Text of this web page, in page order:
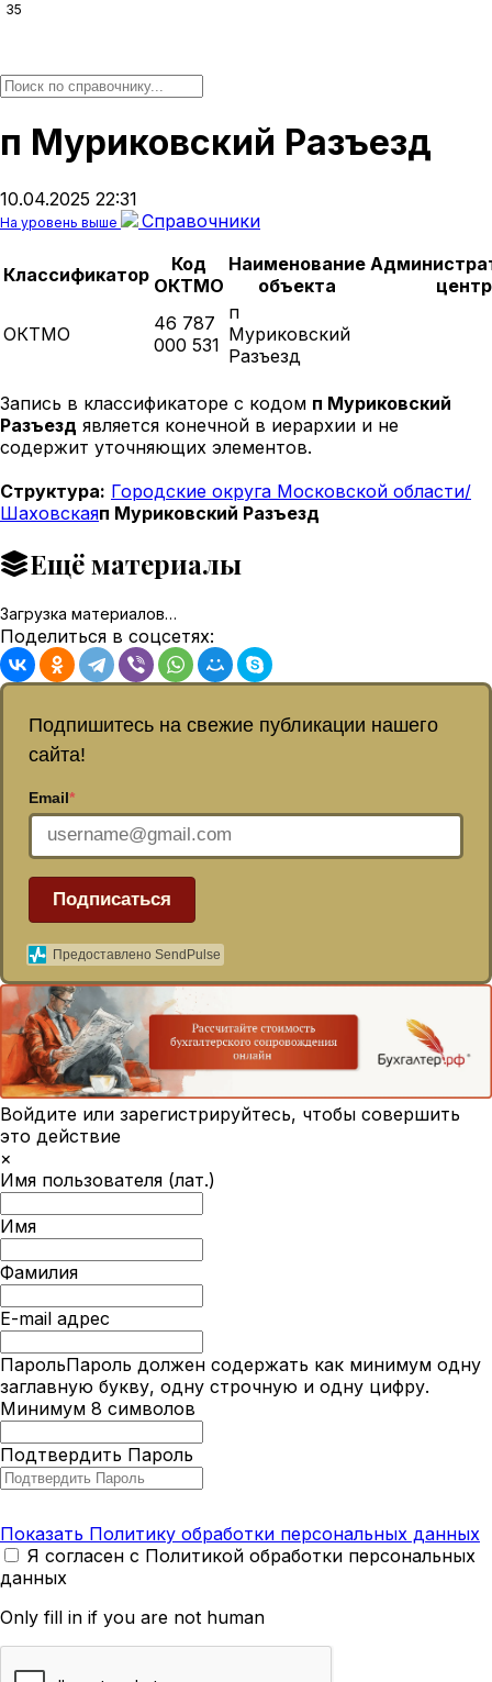
35
п Муриковский Разъезд
10.04.2025 22:31
На уровень выше Справочники
Классификатор
Код
ОКТМО
Наименование
объекта
центр
ОКТМО
46 787
000 531
п
Муриковский
Разъезд
Запись в классификаторе с кодом п Муриковский
Разъезд является конечной в иерархии и не
содержит уточняющих элементов.
Структура: Городские округа Московской области/
Шаховскаяп Муриковский Разъезд
Ещё материалы
Загрузка материалов…
Поделиться в соцсетях:
Подпишитесь на свежие публикации нашего
сайта!
Email*
Подписаться
Предоставлено SendPulse
Войдите или зарегистрируйтесь, чтобы совершить
это действие
×
Имя пользователя (лат.)
Имя
Фамилия
E-mail адрес
ПарольПароль должен содержать как минимум одну
заглавную букву, одну строчную и одну цифру.
Минимум 8 символов
Подтвердить Пароль
Показать Политику обработки персональных данных
Я согласен с Политикой обработки персональных
данных
Only fill in if you are not human